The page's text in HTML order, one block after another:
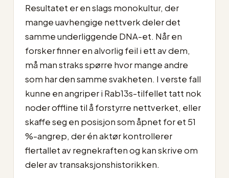
Resultatet er en slags monokultur, der
mange uavhengige nettverk deler det
samme underliggende DNA-et. Når en
forsker finner en alvorlig feil i ett av dem,
må man straks spørre hvor mange andre
som har den samme svakheten. I verste fall
kunne en angriper i Rab13s-tilfellet tatt nok
noder offline til å forstyrre nettverket, eller
skaffe seg en posisjon som åpnet for et 51
%-angrep, der én aktør kontrollerer
flertallet av regnekraften og kan skrive om
deler av transaksjonshistorikken.